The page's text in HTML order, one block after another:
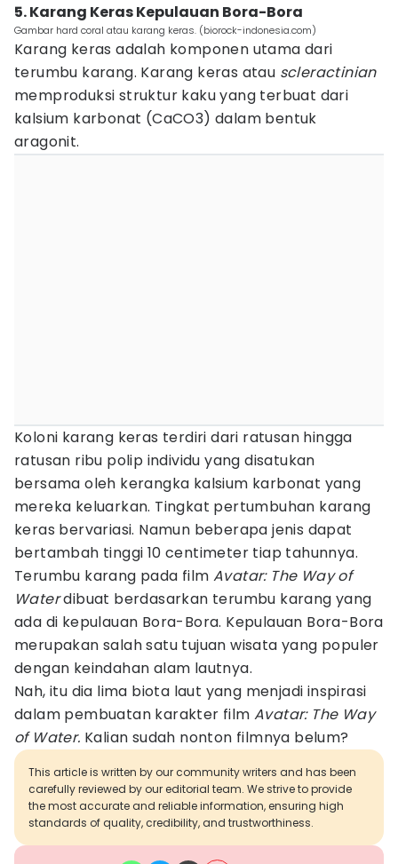
5. Karang Keras Kepulauan Bora-Bora
Gambar hard coral atau karang keras. (biorock-indonesia.com)
Karang keras adalah komponen utama dari
terumbu karang. Karang keras atau scleractinian
memproduksi struktur kaku yang terbuat dari
kalsium karbonat (CaCO3) dalam bentuk
aragonit.
Koloni karang keras terdiri dari ratusan hingga
ratusan ribu polip individu yang disatukan
bersama oleh kerangka kalsium karbonat yang
mereka keluarkan. Tingkat pertumbuhan karang
keras bervariasi. Namun beberapa jenis dapat
bertambah tinggi 10 centimeter tiap tahunnya.
Terumbu karang pada film Avatar: The Way of
Waterdibuat berdasarkan terumbu karang yang
ada di kepulauan Bora-Bora. Kepulauan Bora-Bora
merupakan salah satu tujuan wisata yang populer
dengan keindahan alam lautnya.
Nah, itu dia lima biota laut yang menjadi inspirasi
dalam pembuatan karakter film Avatar: The Way
of Water. Kalian sudah nonton filmnya belum?
This article is written by our community writers and has been
carefully reviewed by our editorial team. We strive to provide
the most accurate and reliable information, ensuring high
standards of quality, credibility, and trustworthiness.